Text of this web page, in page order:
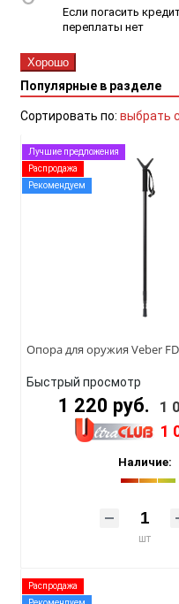
Если погасить
переплаты нет
Хорошо
Популярные в разделе
Сортировать по: выбрать
Лучшие предложения
Распродажа
Рекомендуем
Опора для оружия Veber
Быстрый просмотр
1 220 руб. 1
1
Наличие:
шт
Распродажа